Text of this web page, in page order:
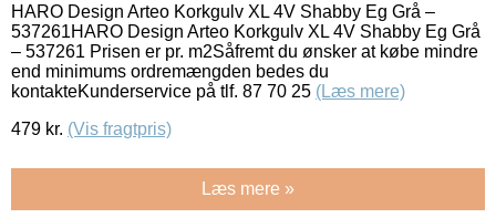
HARO Design Arteo Korkgulv XL 4V Shabby Eg Grå –
537261HARO Design Arteo Korkgulv XL 4V Shabby Eg Grå
– 537261 Prisen er pr. m2Såfremt du ønsker at købe mindre
end minimums ordremængden bedes du
kontakteKunderservice på tlf. 87 70 25 (Læs mere)
479 kr. (Vis fragtpris)
Læs mere »